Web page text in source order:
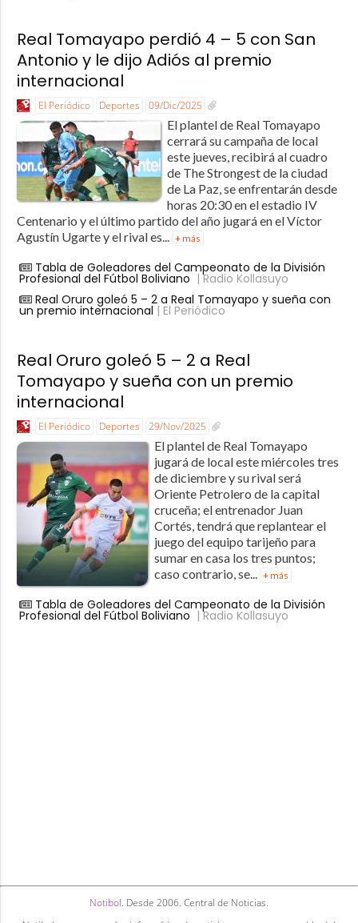
Real Tomayapo perdió 4 – 5 con San
Antonio y le dijo Adiós al premio
internacional
El Periódico Deportes 09/Dic/2025
El plantel de Real Tomayapo
cerrará su campaña de local
este jueves, recibirá al cuadro
de The Strongest de la ciudad
de La Paz, se enfrentarán desde
horas 20:30 en el estadio IV
Centenario y el último partido del año jugará en el Víctor
Agustín Ugarte y el rival es... + más
Tabla de Goleadores del Campeonato de la División
Profesional del Fútbol Boliviano | Radio Kollasuyo
Real Oruro goleó 5 – 2 a Real Tomayapo y sueña con
un premio internacional | El Periódico
Real Oruro goleó 5 – 2 a Real
Tomayapo y sueña con un premio
internacional
El Periódico Deportes 29/Nov/2025
El plantel de Real Tomayapo
jugará de local este miércoles tres
de diciembre y su rival será
Oriente Petrolero de la capital
cruceña; el entrenador Juan
Cortés, tendrá que replantear el
juego del equipo tarijeño para
sumar en casa los tres puntos;
caso contrario, se... + más
Tabla de Goleadores del Campeonato de la División
Profesional del Fútbol Boliviano | Radio Kollasuyo
Notibol. Desde 2006. Central de Noticias.